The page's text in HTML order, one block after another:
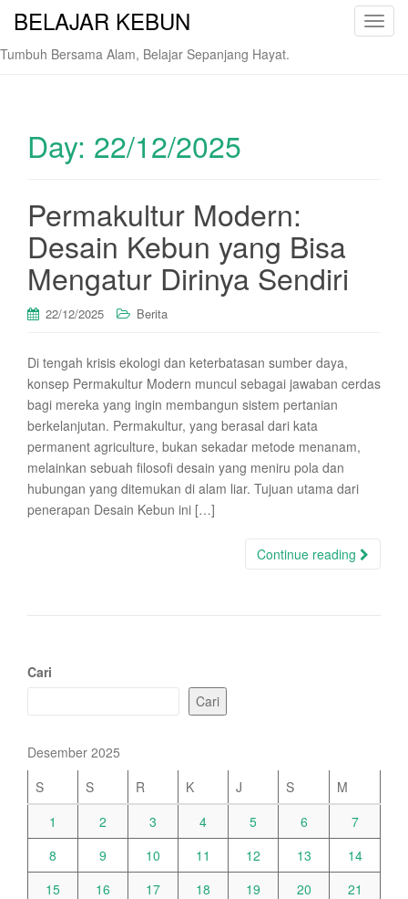
T
BELAJAR KEBUN
Tumbuh Bersama Alam, Belajar Sepanjang Hayat.
Day: 22/12/2025
Permakultur Modern:
Desain Kebun yang Bisa
Mengatur Dirinya Sendiri
22/12/2025 Berita
Di tengah krisis ekologi dan keterbatasan sumber daya,
konsep Permakultur Modern muncul sebagai jawaban cerdas
bagi mereka yang ingin membangun sistem pertanian
berkelanjutan. Permakultur, yang berasal dari kata
permanent agriculture, bukan sekadar metode menanam,
melainkan sebuah filosofi desain yang meniru pola dan
hubungan yang ditemukan di alam liar. Tujuan utama dari
penerapan Desain Kebun ini […]
Continue reading
Cari
Cari
Desember 2025
S
S R K J S
M
1
2 3 4 5 6
7
8
9 10 11 12 13
14
15
16 17 18 19 20
21